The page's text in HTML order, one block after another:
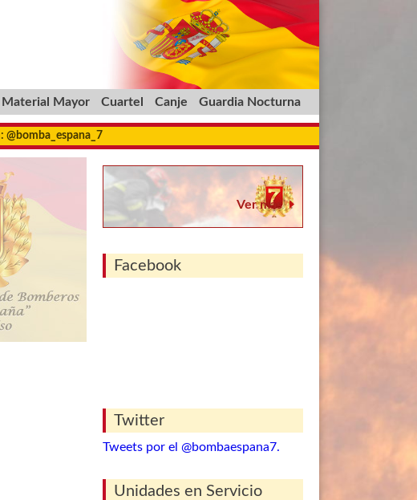
Material Mayor Cuartel Canje Guardia Nocturna
@bomba_espana_7
Ver más
Facebook
Twitter
Tweets por el @bombaespana7.
Unidades en Servicio